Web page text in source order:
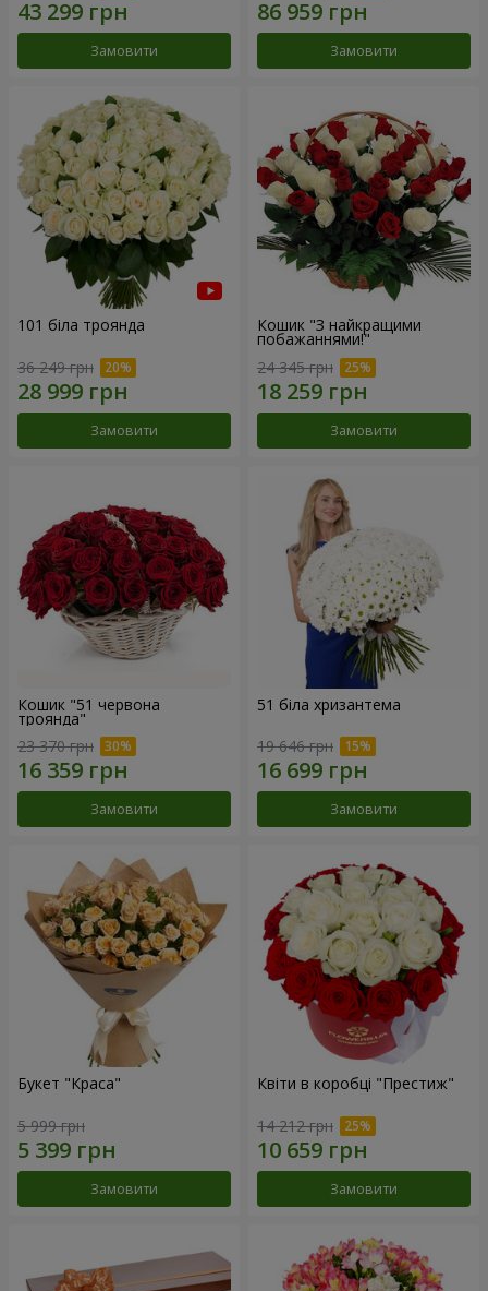
Замовити Замовити
101 біла троянда
36 249 грн
Замовити
Кошик "З найкращими
побажаннями!"
24 345 грн
Замовити
Кошик "51 червона
троянда"
23 370 грн
Замовити
51 біла хризантема
19 646 грн
Замовити
Букет "Краса"
5 999 грн
Замовити
Квіти в коробці "Престиж"
14 212 грн
Замовити